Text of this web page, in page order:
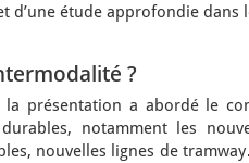
d’une étude approfondie dans
?
présentation a abordé le
notamment les
nouvelles lignes de